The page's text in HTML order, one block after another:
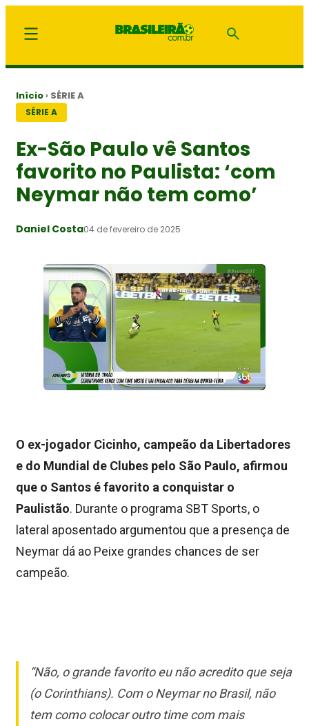
Início › SÉRIE A
SÉRIE A
Ex-São Paulo vê Santos
favorito no Paulista: ‘com
Neymar não tem como’
Daniel Costa04 de fevereiro de 2025
O ex-jogador Cicinho, campeão da Libertadores
e do Mundial de Clubes pelo São Paulo, afirmou
que o Santos é favorito a conquistar o
Paulistão. Durante o programa SBT Sports, o
lateral aposentado argumentou que a presença de
Neymar dá ao Peixe grandes chances de ser
campeão.
“Não, o grande favorito eu não acredito que seja
(o Corinthians). Com o Neymar no Brasil, não
tem como colocar outro time com mais